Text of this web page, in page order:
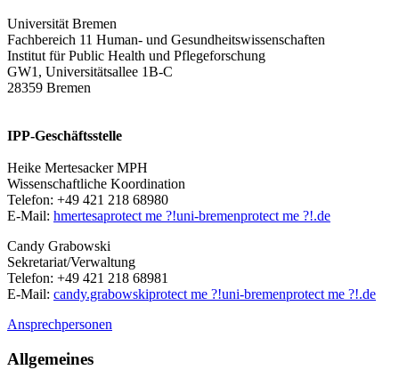
Universität Bremen
Fachbereich 11 Human- und Gesundheitswissenschaften
Institut für Public Health und Pflegeforschung
GW1, Universitätsallee 1B-C
28359 Bremen
IPP-Geschäftsstelle
Heike Mertesacker MPH
Wissenschaftliche Koordination
Telefon: +49 421 218 68980
E-Mail: hmertesaprotect me ?!uni-bremenprotect me ?!.de
Candy Grabowski
Sekretariat/Verwaltung
Telefon: +49 421 218 68981
E-Mail: candy.grabowskiprotect me ?!uni-bremenprotect me ?!.de
Ansprechpersonen
Allgemeines